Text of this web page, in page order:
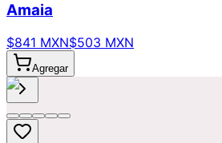
Amaia
$841 MXN$503 MXN
Agregar